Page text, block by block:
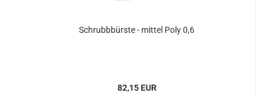
Schrubbbürste - mittel Poly 0,6
82,15 EUR